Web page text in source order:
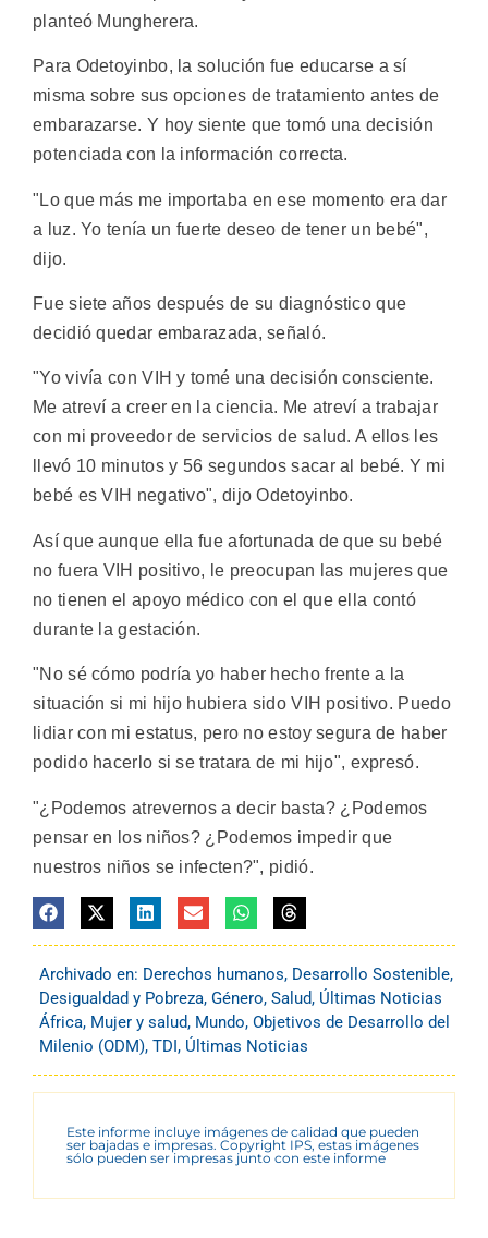
planteó Mungherera.
Para Odetoyinbo, la solución fue educarse a sí
misma sobre sus opciones de tratamiento antes de
embarazarse. Y hoy siente que tomó una decisión
potenciada con la información correcta.
"Lo que más me importaba en ese momento era dar
a luz. Yo tenía un fuerte deseo de tener un bebé",
dijo.
Fue siete años después de su diagnóstico que
decidió quedar embarazada, señaló.
"Yo vivía con VIH y tomé una decisión consciente.
Me atreví a creer en la ciencia. Me atreví a trabajar
con mi proveedor de servicios de salud. A ellos les
llevó 10 minutos y 56 segundos sacar al bebé. Y mi
bebé es VIH negativo", dijo Odetoyinbo.
Así que aunque ella fue afortunada de que su bebé
no fuera VIH positivo, le preocupan las mujeres que
no tienen el apoyo médico con el que ella contó
durante la gestación.
"No sé cómo podría yo haber hecho frente a la
situación si mi hijo hubiera sido VIH positivo. Puedo
lidiar con mi estatus, pero no estoy segura de haber
podido hacerlo si se tratara de mi hijo", expresó.
"¿Podemos atrevernos a decir basta? ¿Podemos
pensar en los niños? ¿Podemos impedir que
nuestros niños se infecten?", pidió.
Archivado en: Derechos humanos, Desarrollo Sostenible,
Desigualdad y Pobreza, Género, Salud, Últimas Noticias
África, Mujer y salud, Mundo, Objetivos de Desarrollo del
Milenio (ODM), TDI, Últimas Noticias
Este informe incluye imágenes de calidad que pueden
ser bajadas e impresas. Copyright IPS, estas imágenes
sólo pueden ser impresas junto con este informe